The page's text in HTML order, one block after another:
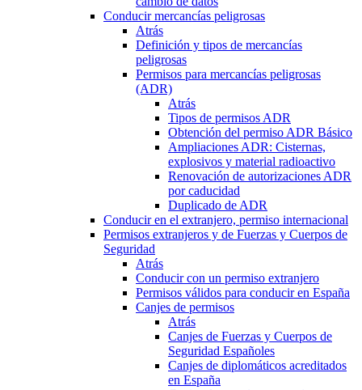
Conducir mercancías peligrosas
Atrás
Definición y tipos de mercancías
peligrosas
Permisos para mercancías peligrosas
(ADR)
Atrás
Tipos de permisos ADR
Obtención del permiso ADR Básico
Ampliaciones ADR: Cisternas,
explosivos y material radioactivo
Renovación de autorizaciones ADR
por caducidad
Duplicado de ADR
Conducir en el extranjero, permiso internacional
Permisos extranjeros y de Fuerzas y Cuerpos de
Seguridad
Atrás
Conducir con un permiso extranjero
Permisos válidos para conducir en España
Canjes de permisos
Atrás
Canjes de Fuerzas y Cuerpos de
Seguridad Españoles
Canjes de diplomáticos acreditados
en España